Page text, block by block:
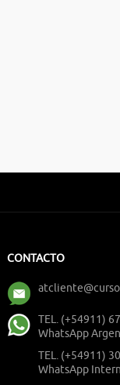
CONTACTO
TEL. (+54911)
WhatsApp
TEL. (+54911)
WhatsApp